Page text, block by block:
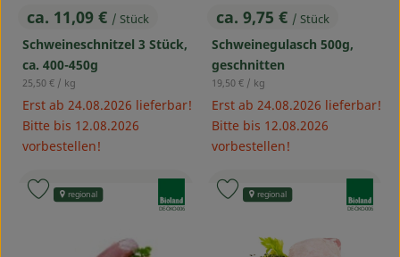
, Preis:
ca. 11,09 € / Stück
Schweineschnitzel 3 Stück,
ca. 400-450g
, Referenzpreis:
25,50 € / kg
Erst ab 24.08.2026 lieferbar!
Bitte bis 12.08.2026
vorbestellen!
, Preis:
ca. 9,75 € / Stück
Schweinegulasch 500g,
geschnitten
, Referenzpreis:
19,50 € / kg
Erst ab 24.08.2026 lieferbar!
Bitte bis 12.08.2026
vorbestellen!
, Kontrollstelle:
DE-ÖKO-006
regional
Produkt zu Favouriten hinzufügen
, Kontrollstelle:
DE-ÖKO-006
regional
Produkt zu Favouriten